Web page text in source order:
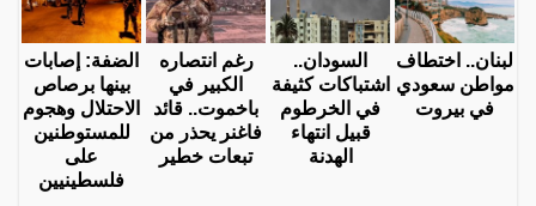
لبنان.. اختطاف
مواطن سعودي
في بيروت
السودان..
اشتباكات كثيفة
في الخرطوم
قبيل انتهاء
الهدنة
رغم انتصاره
الكبير في
باخموت.. قائد
فاغنر يحذر من
تبعات خطير
الضفة: إصابات
بينها برصاص
الاحتلال وهجوم
للمستوطنين
على
فلسطينيين